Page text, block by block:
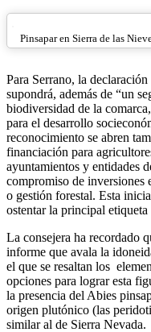
Pinsapar en Sierra de las
Para Serrano, la
supondrá, además de “un
biodiversidad de la
para el desarrollo
reconocimiento se abren
financiación para
ayuntamientos y entidades
compromiso de inversiones
o gestión forestal. Esta
ostentar la principal
La consejera ha recordado
informe que avala la
el que se resaltan los
opciones para lograr esta
la presencia del Abies
origen plutónico (las
similar al de Sierra Nevada.